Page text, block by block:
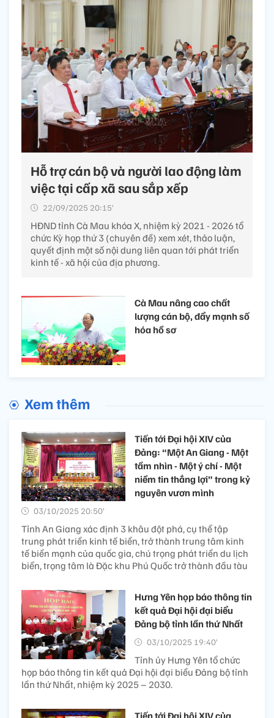
Hỗ trợ cán bộ và người lao động làm
việc tại cấp xã sau sắp xếp
22/09/2025 20:15’
HĐND tỉnh Cà Mau khóa X, nhiệm kỳ 2021 - 2026 tổ
chức Kỳ họp thứ 3 (chuyên đề) xem xét, thảo luận,
quyết định một số nội dung liên quan tới phát triển
kinh tế - xã hội của địa phương.
Cà Mau nâng cao chất
lượng cán bộ, đẩy mạnh số
hóa hồ sơ
Xem thêm
Tiến tới Đại hội XIV của
Đảng: “Một An Giang - Một
tầm nhìn - Một ý chí - Một
niềm tin thắng lợi” trong kỷ
nguyên vươn mình
03/10/2025 20:50’
Tỉnh An Giang xác định 3 khâu đột phá, cụ thể tập
trung phát triển kinh tế biển, trở thành trung tâm kinh
tế biển mạnh của quốc gia, chú trọng phát triển du lịch
biển, trọng tâm là Đặc khu Phú Quốc trở thành đầu tàu
Hưng Yên họp báo thông tin
kết quả Đại hội đại biểu
Đảng bộ tỉnh lần thứ Nhất
03/10/2025 19:40’
Tỉnh ủy Hưng Yên tổ chức
họp báo thông tin kết quả Đại hội đại biểu Đảng bộ tỉnh
lần thứ Nhất, nhiệm kỳ 2025 – 2030.